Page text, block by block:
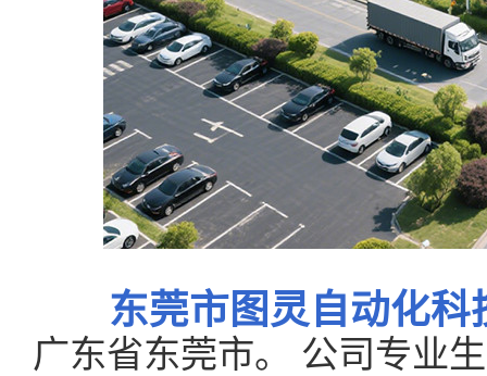
东莞市图灵自动化科
广东省东莞市。 公司专业